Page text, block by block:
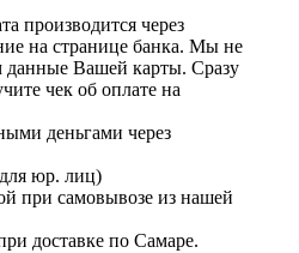
производится через
на странице банка. Мы не
данные Вашей карты. Сразу
чек об оплате на
деньгами через
юр. лиц)
при самовывозе из нашей
доставке по Самаре.